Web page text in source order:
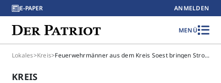
E-PAPER ANMELDEN
MENÜ
Lokales>Kreis> Feuerwehrmänner aus dem Kreis Soest bringen Strom in die Hauptstadt
KREIS